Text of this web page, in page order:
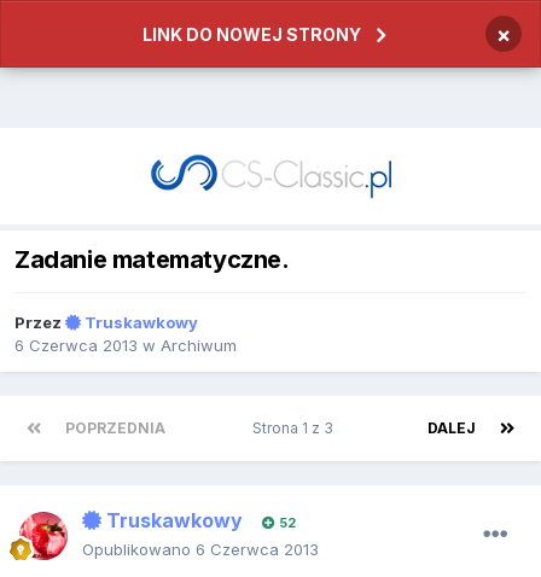
LINK DO NOWEJ STRONY ×
Zadanie matematyczne.
Przez
Truskawkowy
6 Czerwca 2013 w Archiwum
POPRZEDNIA DALEJ
Strona 1 z 3
Truskawkowy 52
Opublikowano 6 Czerwca 2013